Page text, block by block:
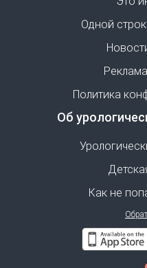
Одной
Политика
Об
Как не